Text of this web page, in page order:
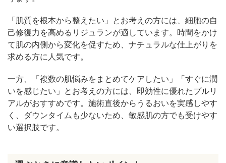
「肌質を根本から整えたい」とお考えの方には、細胞の自
己修復力を高めるリジュランが適しています。時間をかけ
て肌の内側から変化を促すため、ナチュラルな仕上がりを
求める方に人気です。
一方、「複数の肌悩みをまとめてケアしたい」「すぐに潤
いを感じたい」とお考えの方には、即効性に優れたプルリ
アルがおすすめです。施術直後からうるおいを実感しやす
く、ダウンタイムも少ないため、敏感肌の方でも受けやす
い選択肢です。